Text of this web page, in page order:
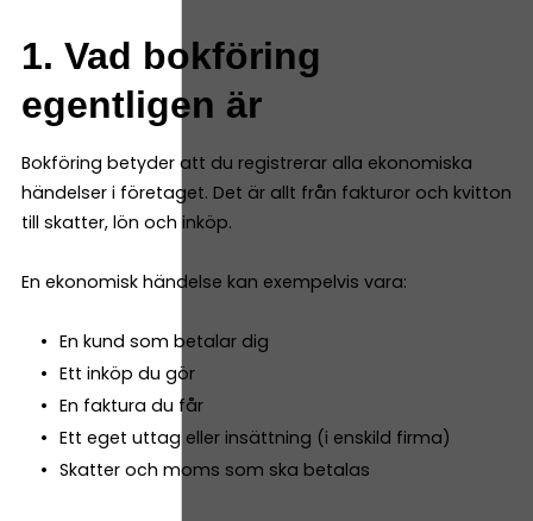
1. Vad bokföring
egentligen är
Bokföring betyder att du registrerar alla ekonomiska
händelser i företaget. Det är allt från fakturor och kvitton
till skatter, lön och inköp.
En ekonomisk händelse kan exempelvis vara:
En kund som betalar dig
Ett inköp du gör
En faktura du får
Ett eget uttag eller insättning (i enskild firma)
Skatter och moms som ska betalas